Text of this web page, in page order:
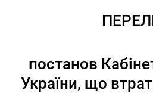
постанов
України, що